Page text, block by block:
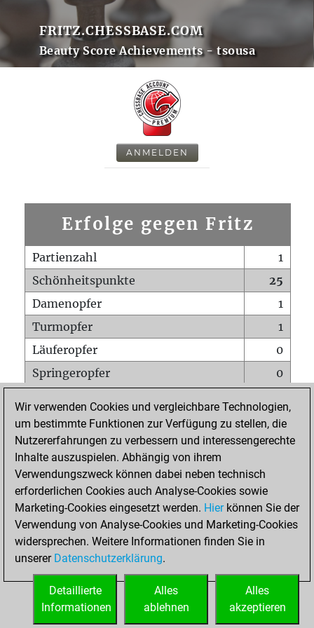
FRITZ.CHESSBASE.COM
Beauty Score Achievements - tsousa
ANMELDEN
Erfolge gegen Fritz
Partienzahl
1
Schönheitspunkte
25
Damenopfer
1
Turmopfer
1
Läuferopfer
0
Springeropfer
0
Matt auf vollem Brett
0
Bauer setzt Matt
0
Erstickte Matts
Unterverwandlungen
Türme auf der siebten
0
STARTSEITE
Wir verwenden Cookies und vergleichbare Technologien,
um bestimmte Funktionen zur Verfügung zu stellen, die
Nutzererfahrungen zu verbessern und interessengerechte
Inhalte auszuspielen. Abhängig von ihrem
Verwendungszweck können dabei neben technisch
erforderlichen Cookies auch Analyse-Cookies sowie
Marketing-Cookies eingesetzt werden. Hierkönnen Sie der
Verwendung von Analyse-Cookies und Marketing-Cookies
widersprechen. Weitere Informationen finden Sie in
unserer Datenschutzerklärung.
Alles
akzeptieren
Alles
ablehnen
Detaillierte
Informationen